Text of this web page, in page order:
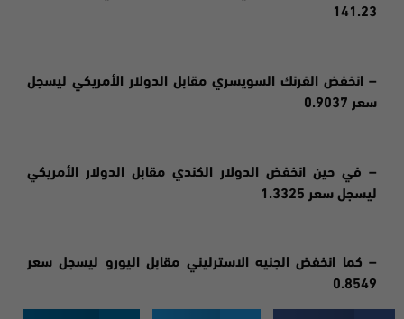
141.23
– انخفض الفرنك السويسري مقابل الدولار الأمريكي ليسجل
سعر 0.9037
– في حين انخفض الدولار الكندي مقابل الدولار الأمريكي
ليسجل سعر 1.3325
– كما انخفض الجنيه الاسترليني مقابل اليورو ليسجل سعر
0.8549